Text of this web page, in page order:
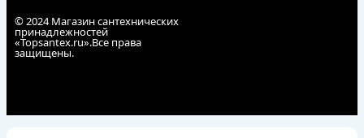
© 2024 Магазин сантехнических
принадлежностей
«Topsantex.ru».Все права
защищены.